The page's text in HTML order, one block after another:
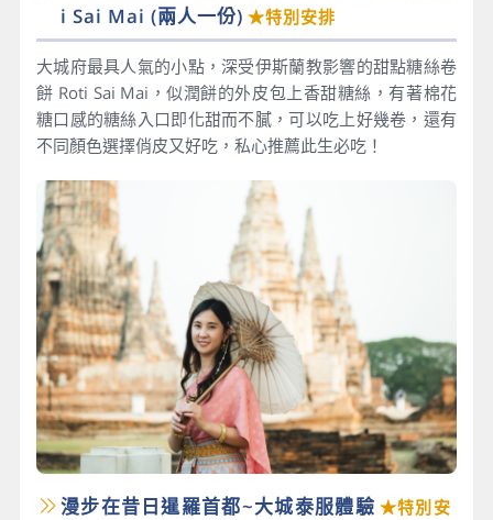
i Sai Mai​ (兩人一份) ★特別安排
大城府最具人氣的小點，深受伊斯蘭教影響的甜點糖絲卷
餅 Roti Sai Mai，似潤餅的外皮包上香甜糖絲，有著棉花
糖口感的糖絲入口即化甜而不膩，可以吃上好幾卷，還有
不同顏色選擇俏皮又好吃，私心推薦此生必吃！
漫步在昔日暹羅首都~大城泰服體驗 ★特別安